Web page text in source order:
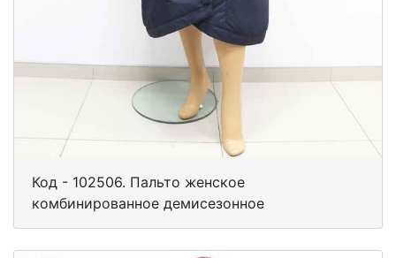
Код - 102506. Пальто женское
комбинированное демисезонное